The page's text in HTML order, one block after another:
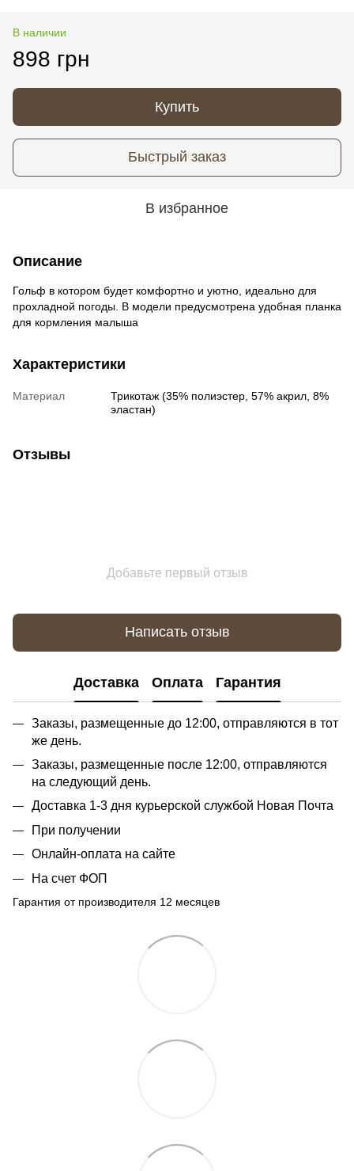
В наличии
898 грн
Купить
Быстрый заказ
В избранное
Описание
Гольф в котором будет комфортно и уютно, идеально для
прохладной погоды. В модели предусмотрена удобная планка
для кормления малыша
Характеристики
Материал
Трикотаж (35% полиэстер, 57% акрил, 8%
эластан)
Отзывы
Добавьте первый отзыв
Написать отзыв
Доставка Оплата Гарантия
Заказы, размещенные до 12:00, отправляются в тот
же день.
Заказы, размещенные после 12:00, отправляются
на следующий день.
Доставка 1-3 дня курьерской службой Новая Почта
При получении
Онлайн-оплата на сайте
На счет ФОП
Гарантия от производителя 12 месяцев